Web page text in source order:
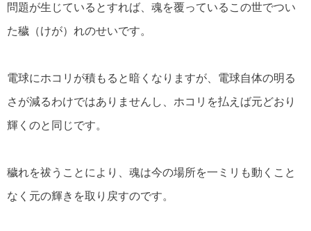
問題が生じているとすれば、魂を覆っているこの世でつい
た穢（けが）れのせいです。
電球にホコリが積もると暗くなりますが、電球自体の明る
さが減るわけではありませんし、ホコリを払えば元どおり
輝くのと同じです。
穢れを祓うことにより、魂は今の場所を一ミリも動くこと
なく元の輝きを取り戻すのです。